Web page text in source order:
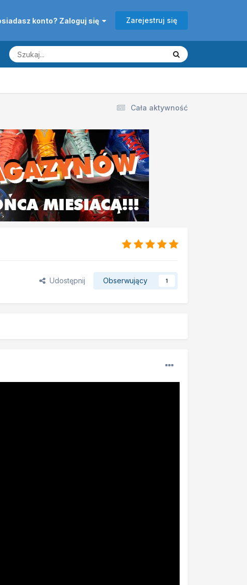
konto? Zaloguj się Zarejestruj się
Cała aktywność
Udostępnij Obserwujący 1